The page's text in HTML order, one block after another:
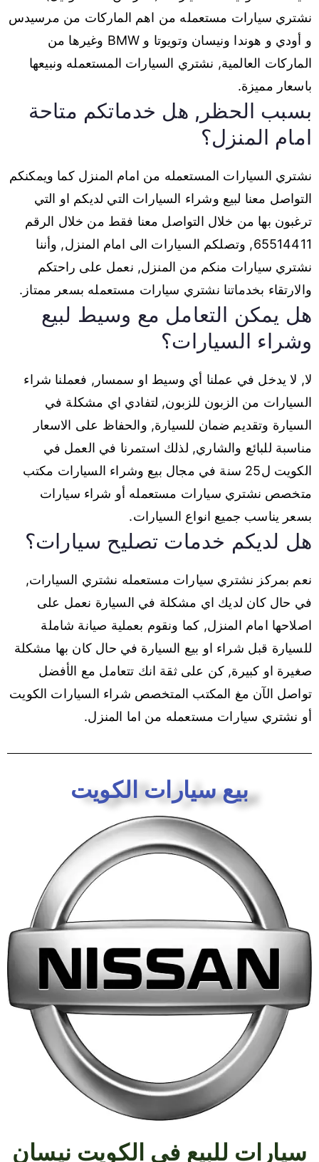
نشتري سيارات مستعمله من اهم الماركات من مرسيدس
و أودي و هوندا ونيسان وتويوتا و BMW وغيرها من
الماركات العالمية, نشتري السيارات المستعمله ونبيعها
باسعار مميزة.
بسبب الحظر, هل خدماتكم متاحة
امام المنزل؟
نشتري السيارات المستعمله من امام المنزل كما ويمكنكم
التواصل معنا لبيع وشراء السيارات التي لديكم او التي
ترغبون بها من خلال التواصل معنا فقط من خلال الرقم
65514411, وتصلكم السيارات الى امام المنزل, وأننا
نشتري سيارات منكم من المنزل, نعمل على راحتكم
والارتقاء بخدماتنا نشتري سيارات مستعمله بسعر ممتاز.
هل يمكن التعامل مع وسيط لبيع
وشراء السيارات؟
لا, لا يدخل في عملنا أي وسيط او سمسار, فعملنا شراء
السيارات من الزبون للزبون, لتفادي اي مشكلة في
السيارة وتقديم ضمان للسيارة, والحفاظ على الاسعار
مناسبة للبائع والشاري, لذلك استمرنا في العمل في
الكويت ل25 سنة في مجال بيع وشراء السيارات مكتب
متخصص نشتري سيارات مستعمله أو شراء سيارات
بسعر يناسب جميع انواع السيارات.
هل لديكم خدمات تصليح سيارات؟
نعم بمركز نشتري سيارات مستعمله نشتري السيارات,
في حال كان لديك اي مشكلة في السيارة نعمل على
اصلاحها امام المنزل, كما ونقوم بعملية صيانة شاملة
للسيارة قبل شراء او بيع السيارة في حال كان بها مشكلة
صغيرة او كبيرة, كن على ثقة انك تتعامل مع الأفضل
تواصل الآن مغ المكتب المتخصص شراء السيارات الكويت
أو نشتري سيارات مستعمله من اما المنزل.
بيع سيارات الكويت
سيارات للبيع في الكويت نيسان